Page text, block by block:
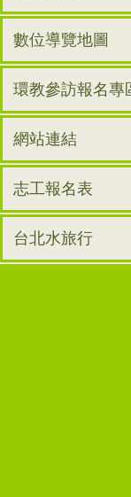
數位導覽地圖
環教參訪報名專
網站連結
志工報名表
台北水旅行